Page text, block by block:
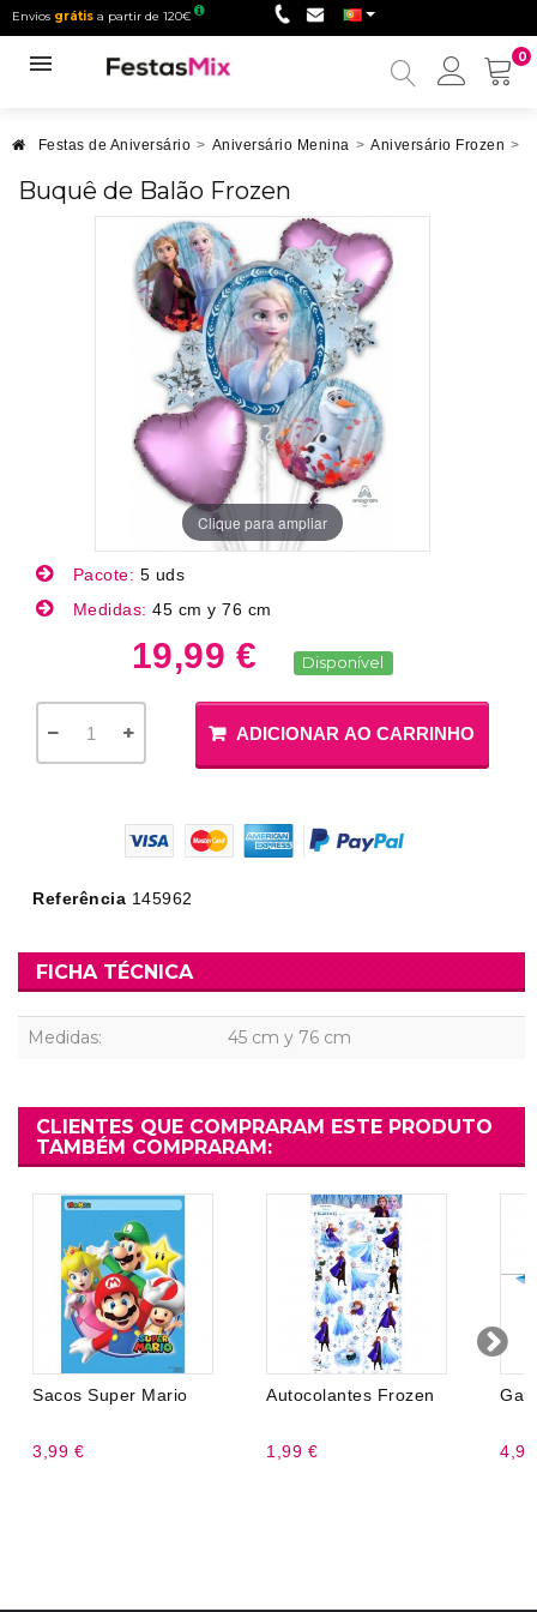
Envios grátis a partir de 120€
0
Minha
Festas de Aniversário > Aniversário Menina > Aniversário Frozen >
Buquê de Balão Frozen
Clique para ampliar
Pacote: 5 uds
Medidas: 45 cm y 76 cm
19,99 € Disponível
ADICIONAR AO CARRINHO
Referência 145962
FICHA TÉCNICA
Medidas: 45 cm y 76 cm
CLIENTES QUE COMPRARAM ESTE PRODUTO
TAMBÉM COMPRARAM:
Sacos Super Mario
3,99 €
Autocolantes Frozen
1,99 €